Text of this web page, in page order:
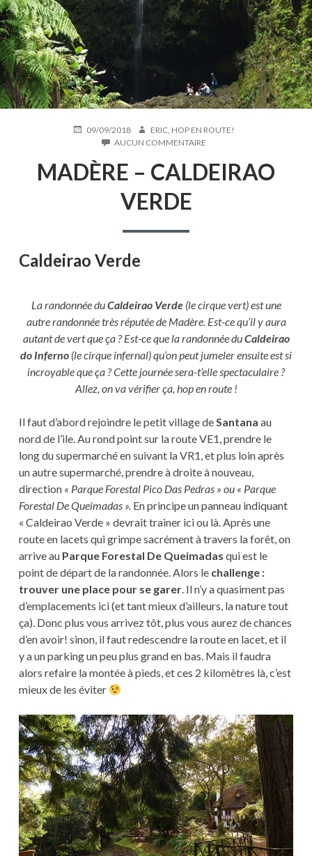
PUBLIÉ09/09/2018 AUTEUR
ERIC, HOP EN ROUTE!
AUCUN COMMENTAIRE
–
CALDEIRAO
MADÈRE – CALDEIRAO
VERDE
Caldeirao Verde
La randonnée duCaldeirao Verde(le cirque vert) est une
autre randonnée très réputée de Madère. Est-ce qu’il y aura
autant de vert que ça ? Est-ce que la randonnée duCaldeirao
do Inferno (le cirque infernal) qu’on peut jumeler ensuite est si
incroyable que ça ? Cette journée sera-t’elle spectaculaire ?
Allez, on va vérifier ça, hop en route !
Il faut d’abord rejoindre le petit village deSantana au
nord de l’ile. Au rond point sur la route VE1, prendre le
long du supermarché en suivant la VR1, et plus loin après
un autre supermarché, prendre à droite à nouveau,
direction « Parque Forestal Pico Das Pedras » ou « Parque
Forestal De Queimadas ». En principe un panneau indiquant
« Caldeirao Verde » devrait trainer ici ou là. Après une
route en lacets qui grimpe sacrément à travers la forêt, on
arrive au Parque Forestal De Queimadas qui est le
point de départ de la randonnée. Alors le challenge :
trouver une place pour se garer. Il n’y a quasiment pas
d’emplacements ici (et tant mieux d’ailleurs, la nature tout
ça). Donc plus vous arrivez tôt, plus vous aurez de chances
d’en avoir! sinon, il faut redescendre la route en lacet, et il
y a un parking un peu plus grand en bas. Mais il faudra
alors refaire la montée à pieds, et ces 2 kilomètres là, c’est
mieux de les éviter